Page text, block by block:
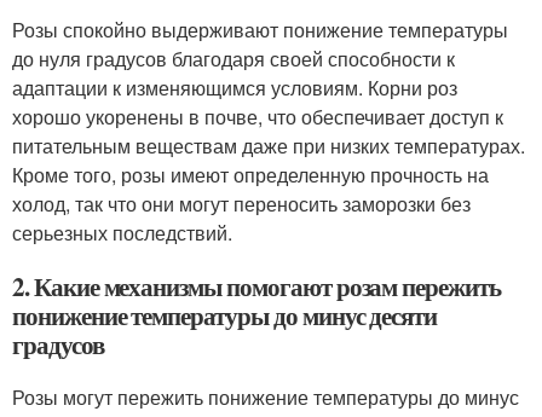
Розы спокойно выдерживают понижение температуры
до нуля градусов благодаря своей способности к
адаптации к изменяющимся условиям. Корни роз
хорошо укоренены в почве, что обеспечивает доступ к
питательным веществам даже при низких температурах.
Кроме того, розы имеют определенную прочность на
холод, так что они могут переносить заморозки без
серьезных последствий.
2. Какие механизмы помогают розам пережить
понижение температуры до минус десяти
градусов
Розы могут пережить понижение температуры до минус